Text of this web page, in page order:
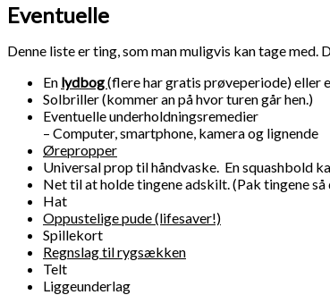
Eventuelle
Denne liste er ting, som man muligvis kan tage
En lydbog(flere har gratis prøveperiode) eller
Solbriller (kommer an på hvor turen går hen.)
Eventuelle underholdningsremedier
– Computer, smartphone, kamera og lignende
Ørepropper
Universal prop til håndvaske. En squashbold
Net til at holde tingene adskilt. (Pak tingene så
Hat
Oppustelige pude (lifesaver!)
Spillekort
Regnslag til rygsækken
Telt
Liggeunderlag